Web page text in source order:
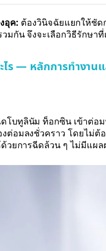
อุค: ต้องวินิจฉัยแยกให้ชั
มกัน จึงจะเลือกวิธีรักษา
ร — หลักการทำงาน
บทูลินัม ท็อกซิน เข้าต่อ
ต่อมลงชั่วคราว โดยไม่ต้
วยการฉีดล้วน ๆ ไม่มีแผ